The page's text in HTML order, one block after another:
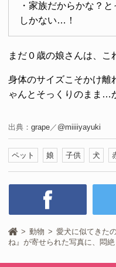
・家族だからかな？
しかない…！
まだ０歳の娘さんは、こ
身体のサイズこそかけ離
ゃんとそっくりのまま…
出典： grape／ @miiiiyayuki
ペット 娘 子供 犬
動物
愛犬に似てきた
ね』が寄せられた写真に、悶絶